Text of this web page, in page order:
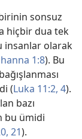
sonsuz
hiçbir dua tek
insanlar olarak
1:8). Bu
(Luka 11:2, 4).
bazı
bu ümidi
21).